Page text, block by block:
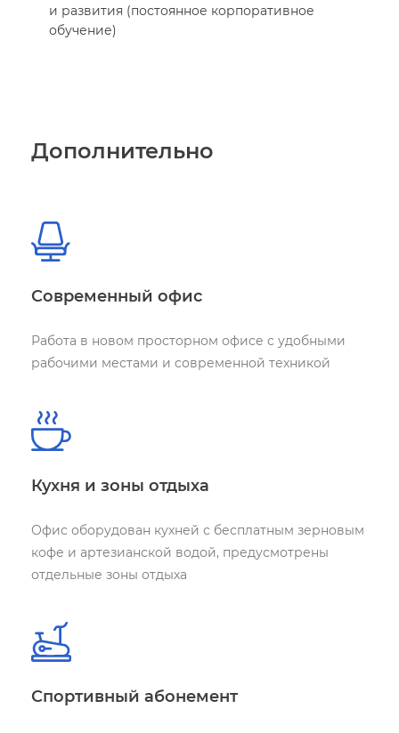
и развития (постоянное корпоративное
обучение)
Дополнительно
Современный офис
Работа в новом просторном офисе с удобными
рабочими местами и современной техникой
Кухня и зоны отдыха
Офис оборудован кухней с бесплатным зерновым
кофе и артезианской водой, предусмотрены
отдельные зоны отдыха
Спортивный абонемент